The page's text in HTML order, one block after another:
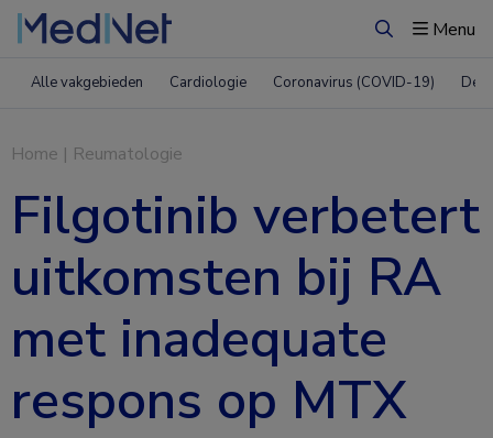
ZoekenMenu
Alle vakgebieden Cardiologie Coronavirus (COVID-19)
Home | Reumatologie
Filgotinib verbetert
uitkomsten bij RA
met inadequate
respons op MTX